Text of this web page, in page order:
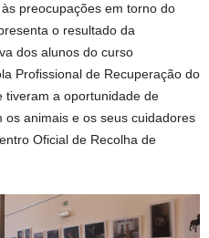
preocupações em torno do
o resultado da
dos alunos do curso
Profissional de Recuperação do
tiveram a oportunidade de
animais e os seus cuidadores
Oficial de Recolha de